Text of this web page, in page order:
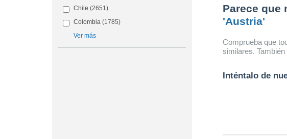
Chile (2651)
Colombia (1785)
Ver más
Parece que
'Austria'
Comprueba que
similares.
Inténtalo de